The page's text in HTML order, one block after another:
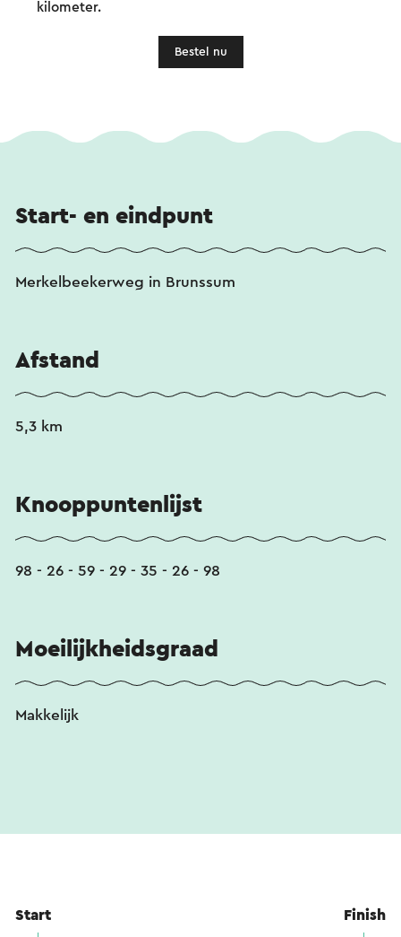
kilometer.
Bestel nu
Start- en eindpunt
Merkelbeekerweg in Brunssum
Afstand
5,3 km
Knooppuntenlijst
98 - 26 - 59 - 29 - 35 - 26 - 98
Moeilijkheidsgraad
Makkelijk
Start Finish